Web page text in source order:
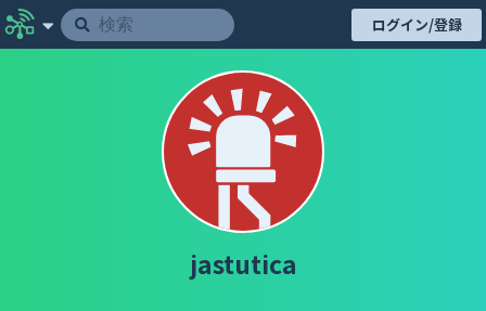
ログイン/登録
jastutica